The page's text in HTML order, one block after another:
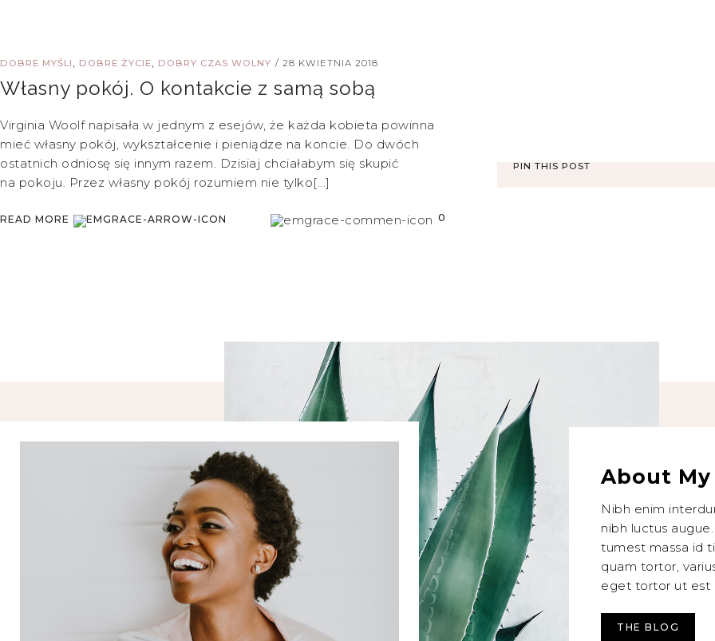
DOBRE MYŚLI DOBRE ŻYCIE DOBRY CZAS WOLNY / 28 KWIETNIA 2018
Własny pokój. O kontakcie z samą sobą
Virginia Woolf napisała w jednym z esejów, że każda kobieta powinna
mieć własny pokój, wykształcenie i pieniądze na koncie. Do dwóch
ostatnich odniosę się innym razem. Dzisiaj chciałabym się skupić
na pokoju. Przez własny pokój rozumiem nie tylko[...]
READ MORE 0
PIN THIS POST
About
Nibh enim
nibh luctus
tumest massa id
quam tortor,
eget tortor ut est
THE BLOG